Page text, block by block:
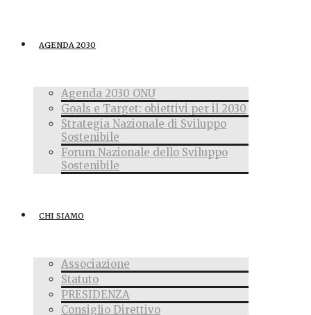
AGENDA 2030
Agenda 2030 ONU
Goals e Target: obiettivi per il 2030
Strategia Nazionale di Sviluppo
Sostenibile
Forum Nazionale dello Sviluppo
Sostenibile
CHI SIAMO
Associazione
Statuto
PRESIDENZA
Consiglio Direttivo